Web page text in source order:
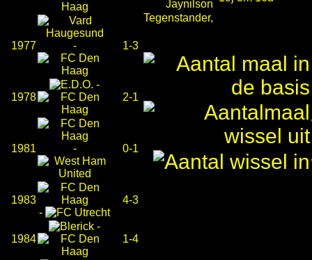
1977 - 1-3
1978
-
2-1
1981 - 0-1
1983
-
4-3
1984
-
1-4
Jaynilson
Tegenstander,